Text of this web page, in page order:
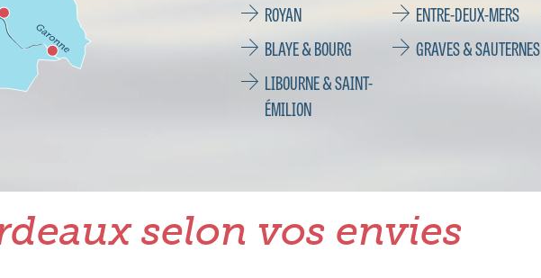
ROYAN ENTRE-DEUX-MERS
BLAYE & BOURG
GRAVES & SAUTERNES
LIBOURNE & SAINT-
ÉMILION
selon vos envies